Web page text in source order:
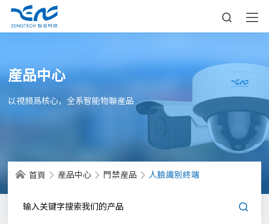
産品中心
以視頻爲核心，全系智能物聯産品
首頁 産品中心 門禁産品 人臉識别終端